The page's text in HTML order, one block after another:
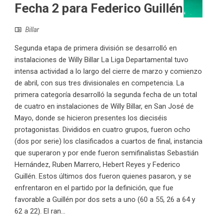
Fecha 2 para Federico Guillén
Billar
Segunda etapa de primera división se desarrolló en
instalaciones de Willy Billar La Liga Departamental tuvo
intensa actividad a lo largo del cierre de marzo y comienzo
de abril, con sus tres divisionales en competencia. La
primera categoría desarrolló la segunda fecha de un total
de cuatro en instalaciones de Willy Billar, en San José de
Mayo, donde se hicieron presentes los dieciséis
protagonistas. Divididos en cuatro grupos, fueron ocho
(dos por serie) los clasificados a cuartos de final, instancia
que superaron y por ende fueron semifinalistas Sebastián
Hernández, Ruben Marrero, Hebert Reyes y Federico
Guillén. Estos últimos dos fueron quienes pasaron, y se
enfrentaron en el partido por la definición, que fue
favorable a Guillén por dos sets a uno (60 a 55, 26 a 64 y
62 a 22). El ran...